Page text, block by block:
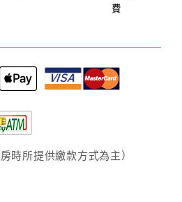
費
時所提供繳款方式為主）